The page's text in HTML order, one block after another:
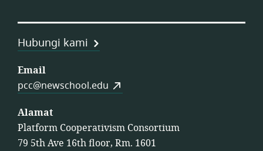
Hubungi kami
Email
pcc@newschool.edu
Alamat
Platform Cooperativism Consortium
79 5th Ave 16th floor, Rm. 1601